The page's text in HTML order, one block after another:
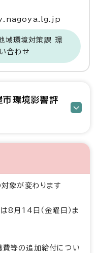
域環境対策課 環
合わせ
市環境影響評
象が変わります
8月14日（金曜日）ま
費等の追加給付につい